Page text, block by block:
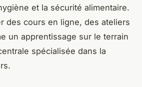
et la sécurité alimentaire.
des cours en ligne, des ateliers
un apprentissage sur le terrain
spécialisée dans la